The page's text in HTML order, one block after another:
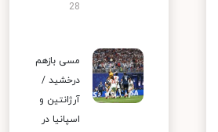
28
مسی بازهم
درخشید /
آرژانتین و
اسپانیا در